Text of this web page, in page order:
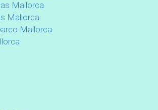
Mallorca
Mallorca
Mallorca